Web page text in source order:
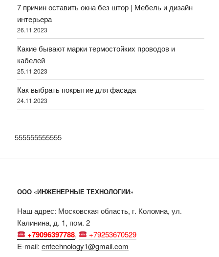
7 причин оставить окна без штор | Мебель и дизайн
интерьера
26.11.2023
Какие бывают марки термостойких проводов и
кабелей
25.11.2023
Как выбрать покрытие для фасада
24.11.2023
555555555555
ООО «ИНЖЕНЕРНЫЕ ТЕХНОЛОГИИ»
Наш адрес: Московская область, г. Коломна, ул.
Калинина, д. 1, пом. 2
+79096397788,
+79253670529
E-mail: entechnology1@gmail.com